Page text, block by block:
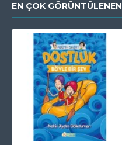
EN ÇOK GÖRÜNTÜLENEN